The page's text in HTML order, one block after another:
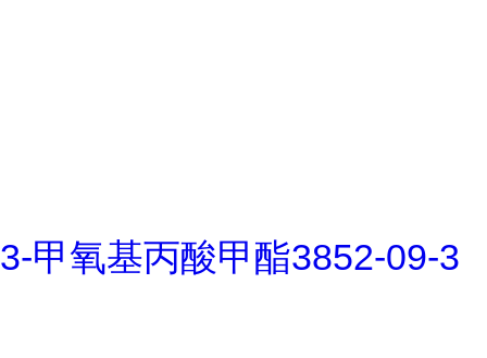
3-甲氧基丙酸甲酯3852-09-3